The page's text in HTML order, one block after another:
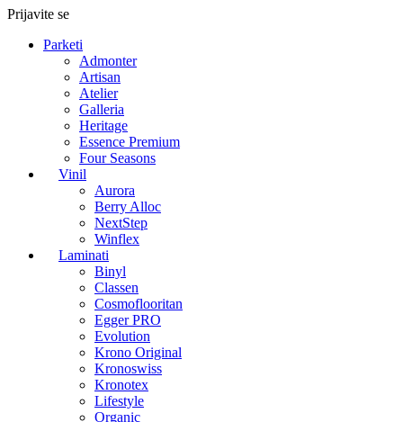
Prijavite se
Parketi
Admonter
Artisan
Atelier
Galleria
Heritage
Essence Premium
Four Seasons
Vinil
Aurora
Berry Alloc
NextStep
Winflex
Laminati
Binyl
Classen
Cosmoflooritan
Egger PRO
Evolution
Krono Original
Kronoswiss
Kronotex
Lifestyle
Organic